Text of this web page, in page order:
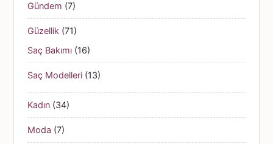
Gündem (7)
Güzellik (71)
Saç Bakımı (16)
Saç Modelleri (13)
Kadın (34)
Moda (7)